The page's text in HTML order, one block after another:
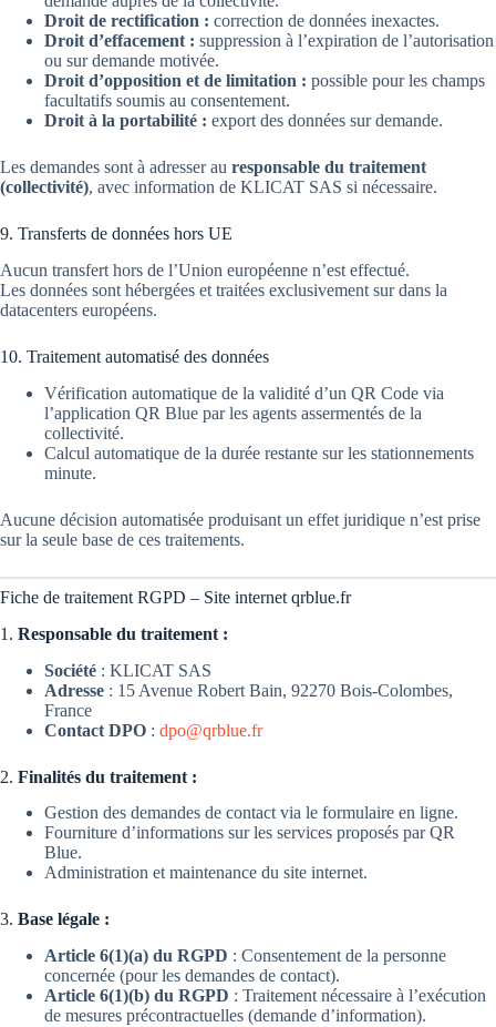
Droit de rectification : correction de données inexactes.
Droit d’effacement : suppression à l’expiration de l’autorisation
ou sur demande motivée.
Droit d’opposition et de limitation : possible pour les champs
facultatifs soumis au consentement.
Droit à la portabilité : export des données sur demande.
Les demandes sont à adresser au responsable du traitement
(collectivité), avec information de KLICAT SAS si nécessaire.
9. Transferts de données hors UE
Aucun transfert hors de l’Union européenne n’est effectué.
Les données sont hébergées et traitées exclusivement sur dans la
datacenters européens.
10. Traitement automatisé des données
Vérification automatique de la validité d’un QR Code via
l’application QR Blue par les agents assermentés de la
collectivité.
Calcul automatique de la durée restante sur les stationnements
minute.
Aucune décision automatisée produisant un effet juridique n’est prise
sur la seule base de ces traitements.
Fiche de traitement RGPD – Site internet qrblue.fr
1. Responsable du traitement :
Société : KLICAT SAS
Adresse : 15 Avenue Robert Bain, 92270 Bois-Colombes,
France
Contact DPO : dpo@qrblue.fr
2. Finalités du traitement :
Gestion des demandes de contact via le formulaire en ligne.
Fourniture d’informations sur les services proposés par QR
Blue.
Administration et maintenance du site internet.
3. Base légale :
Article 6(1)(a) du RGPD : Consentement de la personne
concernée (pour les demandes de contact).
Article 6(1)(b) du RGPD : Traitement nécessaire à l’exécution
de mesures précontractuelles (demande d’information).